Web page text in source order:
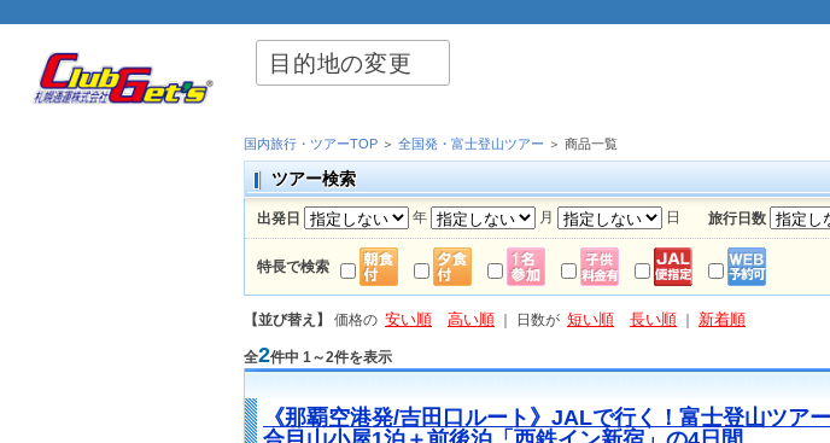
目的地の変更
国内旅行・ツアーTOP ＞ 全国発・富士登山ツアー ＞ 商品一覧
ツアー検索
出発日 年 月 日 旅行日数
特長で検索
【並び替え】 価格の 安い順 高い順 日数が 短い順 長い順 新着順
全2件中 1～2件を表示
《那覇空港発/吉田口ルート》JALで行く！富士登山ツア